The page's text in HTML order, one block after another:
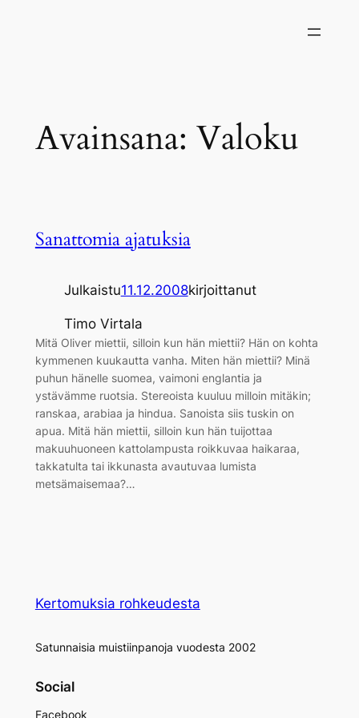
Avainsana: Valoku
Sanattomia ajatuksia
Julkaistu11.12.2008kirjoittanut
Timo Virtala
Mitä Oliver miettii, silloin kun hän miettii? Hän on kohta
kymmenen kuukautta vanha. Miten hän miettii? Minä
puhun hänelle suomea, vaimoni englantia ja
ystävämme ruotsia. Stereoista kuuluu milloin mitäkin;
ranskaa, arabiaa ja hindua. Sanoista siis tuskin on
apua. Mitä hän miettii, silloin kun hän tuijottaa
makuuhuoneen kattolampusta roikkuvaa haikaraa,
takkatulta tai ikkunasta avautuvaa lumista
metsämaisemaa?…
Kertomuksia rohkeudesta
Satunnaisia muistiinpanoja vuodesta 2002
Social
Facebook